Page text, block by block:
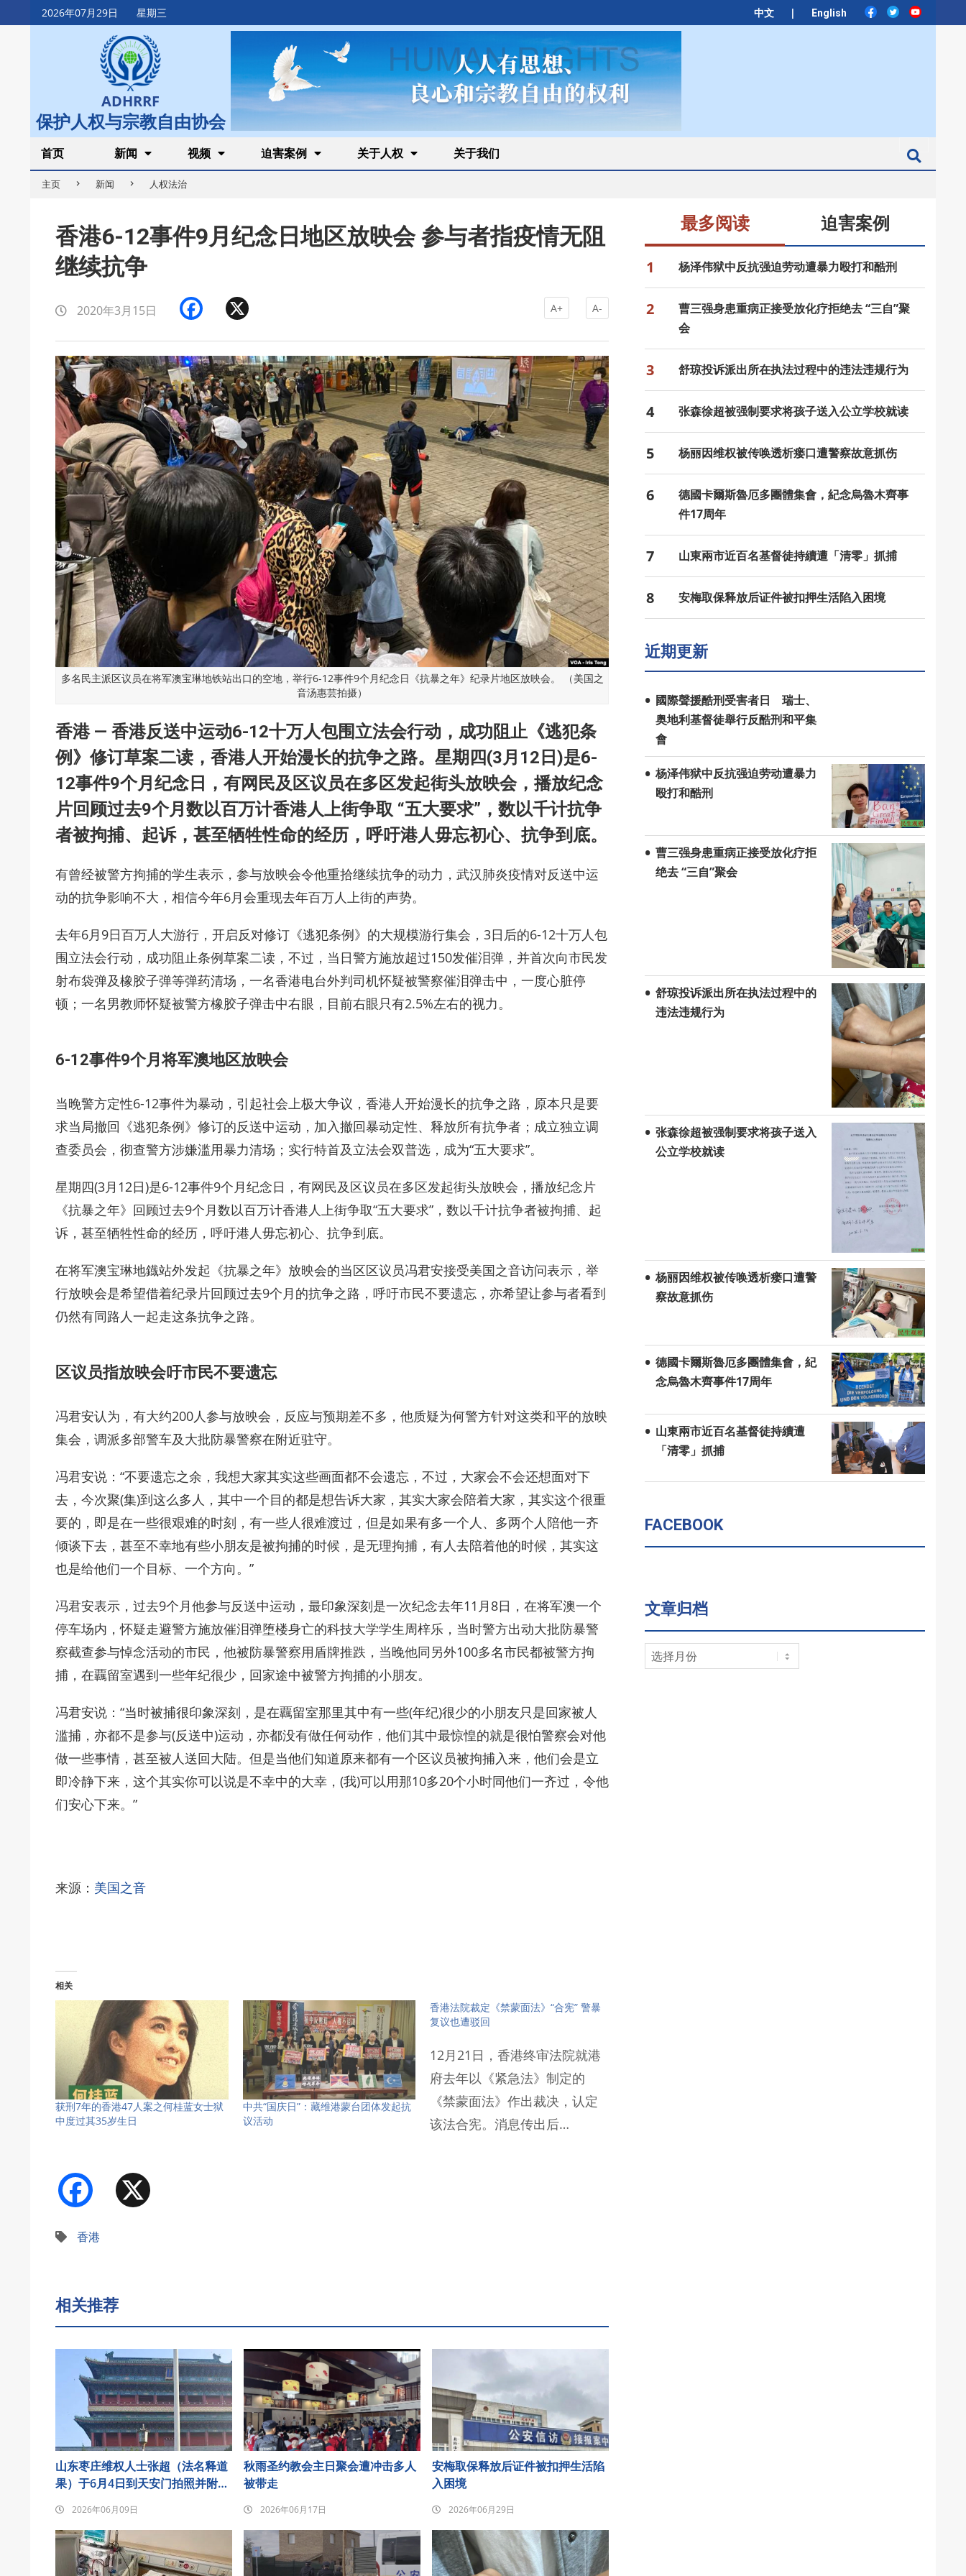
2026年07月29日 星期三 中文 | English
Skip
to
ADHRRF
保护人权与宗教自由协会
Secondary
Navigation
Menu
首页 新闻 视频 迫害案例 关于人权 关于我们
主页 新闻 人权法治
香港6-12事件9月纪念日地区放映会 参与者指疫情无阻
继续抗争
2020年3月15日 Facebook A+ A-
多名民主派区议员在将军澳宝琳地铁站出口的空地，举行6-12事件9个月纪念日《抗暴之年》纪录片地区放映会。 （美国之
音汤惠芸拍摄）
香港 — 香港反送中运动6-12十万人包围立法会行动，成功阻止《逃犯条
例》修订草案二读，香港人开始漫长的抗争之路。星期四(3月12日)是6-
12事件9个月纪念日，有网民及区议员在多区发起街头放映会，播放纪念
片回顾过去9个月数以百万计香港人上街争取 “五大要求”，数以千计抗争
者被拘捕、起诉，甚至牺牲性命的经历，呼吁港人毋忘初心、抗争到底。
有曾经被警方拘捕的学生表示，参与放映会令他重拾继续抗争的动力，武汉肺炎疫情对反送中运
动的抗争影响不大，相信今年6月会重现去年百万人上街的声势。
去年6月9日百万人大游行，开启反对修订《逃犯条例》的大规模游行集会，3日后的6-12十万人包
围立法会行动，成功阻止条例草案二读，不过，当日警方施放超过150发催泪弹，并首次向市民发
射布袋弹及橡胶子弹等弹药清场，一名香港电台外判司机怀疑被警察催泪弹击中，一度心脏停
顿；一名男教师怀疑被警方橡胶子弹击中右眼，目前右眼只有2.5%左右的视力。
6-12事件9个月将军澳地区放映会
当晚警方定性6-12事件为暴动，引起社会上极大争议，香港人开始漫长的抗争之路，原本只是要
求当局撤回《逃犯条例》修订的反送中运动，加入撤回暴动定性、释放所有抗争者；成立独立调
查委员会，彻查警方涉嫌滥用暴力清场；实行特首及立法会双普选，成为“五大要求”。
星期四(3月12日)是6-12事件9个月纪念日，有网民及区议员在多区发起街头放映会，播放纪念片
《抗暴之年》回顾过去9个月数以百万计香港人上街争取“五大要求”，数以千计抗争者被拘捕、起
诉，甚至牺牲性命的经历，呼吁港人毋忘初心、抗争到底。
在将军澳宝琳地鐡站外发起《抗暴之年》放映会的当区区议员冯君安接受美国之音访问表示，举
行放映会是希望借着纪录片回顾过去9个月的抗争之路，呼吁市民不要遗忘，亦希望让参与者看到
仍然有同路人一起走这条抗争之路。
区议员指放映会吁市民不要遗忘
冯君安认为，有大约200人参与放映会，反应与预期差不多，他质疑为何警方针对这类和平的放映
集会，调派多部警车及大批防暴警察在附近驻守。
冯君安说：“不要遗忘之余，我想大家其实这些画面都不会遗忘，不过，大家会不会还想面对下
去，今次聚(集)到这么多人，其中一个目的都是想告诉大家，其实大家会陪着大家，其实这个很重
要的，即是在一些很艰难的时刻，有一些人很难渡过，但是如果有多一个人、多两个人陪他一齐
倾谈下去，甚至不幸地有些小朋友是被拘捕的时候，是无理拘捕，有人去陪着他的时候，其实这
也是给他们一个目标、一个方向。”
冯君安表示，过去9个月他参与反送中运动，最印象深刻是一次纪念去年11月8日，在将军澳一个
停车场内，怀疑走避警方施放催泪弹堕楼身亡的科技大学学生周梓乐，当时警方出动大批防暴警
察截查参与悼念活动的市民，他被防暴警察用盾牌推跌，当晚他同另外100多名市民都被警方拘
捕，在覊留室遇到一些年纪很少，回家途中被警方拘捕的小朋友。
冯君安说：“当时被捕很印象深刻，是在覊留室那里其中有一些(年纪)很少的小朋友只是回家被人
滥捕，亦都不是参与(反送中)运动，亦都没有做任何动作，他们其中最惊惶的就是很怕警察会对他
做一些事情，甚至被人送回大陆。但是当他们知道原来都有一个区议员被拘捕入来，他们会是立
即冷静下来，这个其实你可以说是不幸中的大幸，(我)可以用那10多20个小时同他们一齐过，令他
们安心下来。”
来源： 美国之音
相关
获刑7年的香港47人案之何桂蓝女士狱
中度过其35岁生日
中共“国庆日”：藏维港蒙台团体发起抗
议活动
香港法院裁定《禁蒙面法》“合宪” 警暴
复议也遭驳回
12月21日，香港终审法院就港
府去年以《紧急法》制定的
《禁蒙面法》作出裁决，认定
该法合宪。消息传出后…
Facebook
香港
相关推荐
山东枣庄维权人士张超（法名释道
果）于6月4日到天安门拍照并附诗
2026年06月09日
秋雨圣约教会主日聚会遭冲击多人
被带走
2026年06月17日
安梅取保释放后证件被扣押生活陷
入困境
2026年06月29日
最多阅读 迫害案例
1 杨泽伟狱中反抗强迫劳动遭暴力殴打和酷刑
2
曹三强身患重病正接受放化疗拒绝去 “三自”聚
会
3 舒琼投诉派出所在执法过程中的违法违规行为
4 张森徐超被强制要求将孩子送入公立学校就读
5 杨丽因维权被传唤透析瘘口遭警察故意抓伤
6
德國卡爾斯魯厄多團體集會，紀念烏魯木齊事
件17周年
7 山東兩市近百名基督徒持續遭「清零」抓捕
8 安梅取保释放后证件被扣押生活陷入困境
近期更新
國際聲援酷刑受害者日 瑞士、
奥地利基督徒舉行反酷刑和平集
會
杨泽伟狱中反抗强迫劳动遭暴力
殴打和酷刑
曹三强身患重病正接受放化疗拒
绝去 “三自”聚会
舒琼投诉派出所在执法过程中的
违法违规行为
张森徐超被强制要求将孩子送入
公立学校就读
杨丽因维权被传唤透析瘘口遭警
察故意抓伤
德國卡爾斯魯厄多團體集會，紀
念烏魯木齊事件17周年
山東兩市近百名基督徒持續遭
「清零」抓捕
FACEBOOK
文章归档
文
章